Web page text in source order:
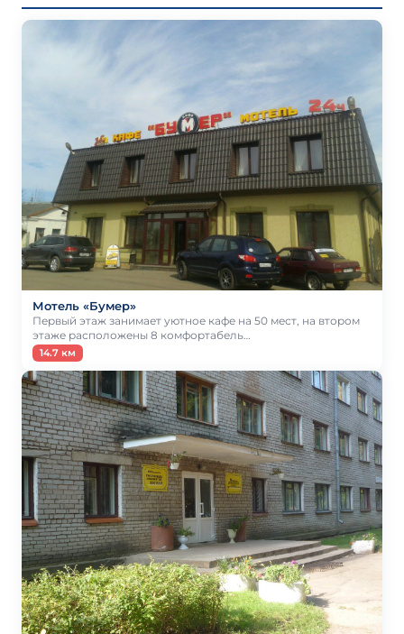
Мотель «Бумер»
Первый этаж занимает уютное кафе на 50 мест, на втором
этаже расположены 8 комфортабель…
14.7 км